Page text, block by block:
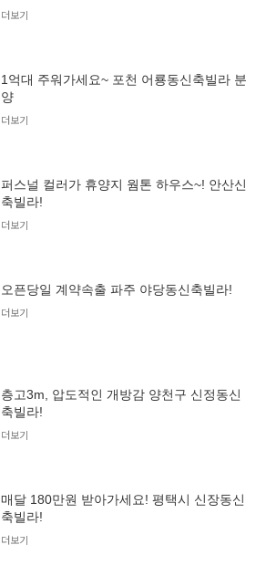
더보기
1억대 주워가세요~ 포천 어룡동신축빌라 분
양
더보기
퍼스널 컬러가 휴양지 웜톤 하우스~! 안산신
축빌라!
더보기
오픈당일 계약속출 파주 야당동신축빌라!
더보기
층고3m, 압도적인 개방감 양천구 신정동신
축빌라!
더보기
매달 180만원 받아가세요! 평택시 신장동신
축빌라!
더보기